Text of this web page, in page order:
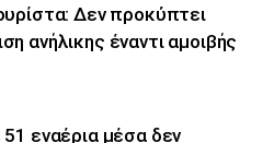
Δεν προκύπτει
ανήλικης έναντι αμοιβής
εναέρια μέσα δεν